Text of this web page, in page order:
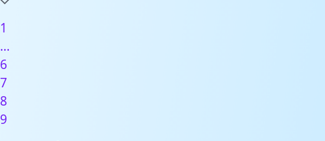
1
…
6
7
8
9